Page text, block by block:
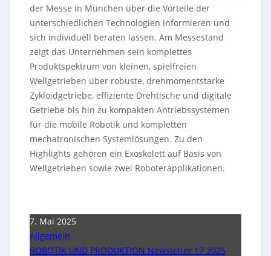
der Messe in München über die Vorteile der
unterschiedlichen Technologien informieren und
sich individuell beraten lassen. Am Messestand
zeigt das Unternehmen sein komplettes
Produktspektrum von kleinen, spielfreien
Wellgetrieben über robuste, drehmomentstarke
Zykloidgetriebe, effiziente Drehtische und digitale
Getriebe bis hin zu kompakten Antriebssystemen
für die mobile Robotik und kompletten
mechatronischen Systemlösungen. Zu den
Highlights gehören ein Exoskelett auf Basis von
Wellgetrieben sowie zwei Roboterapplikationen.
7. Mai 2025
Allgemein
ROBOTIK UND PRODUKTION Newsletter 17 2025